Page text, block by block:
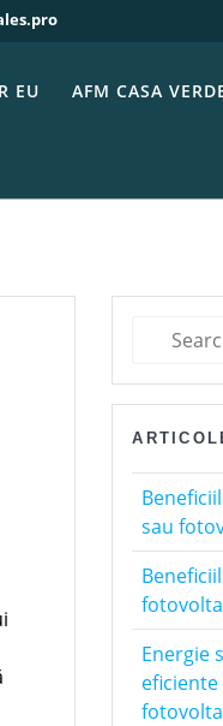
EU AFM CASA
Search
sau
Energie